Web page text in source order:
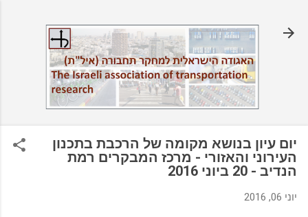
יום עיון בנושא מקומה של הרכבת בתכנון
העירוני והאזורי - מרכז המבקרים רמת
הנדיב - 20 ביוני 2016
יוני 06, 2016